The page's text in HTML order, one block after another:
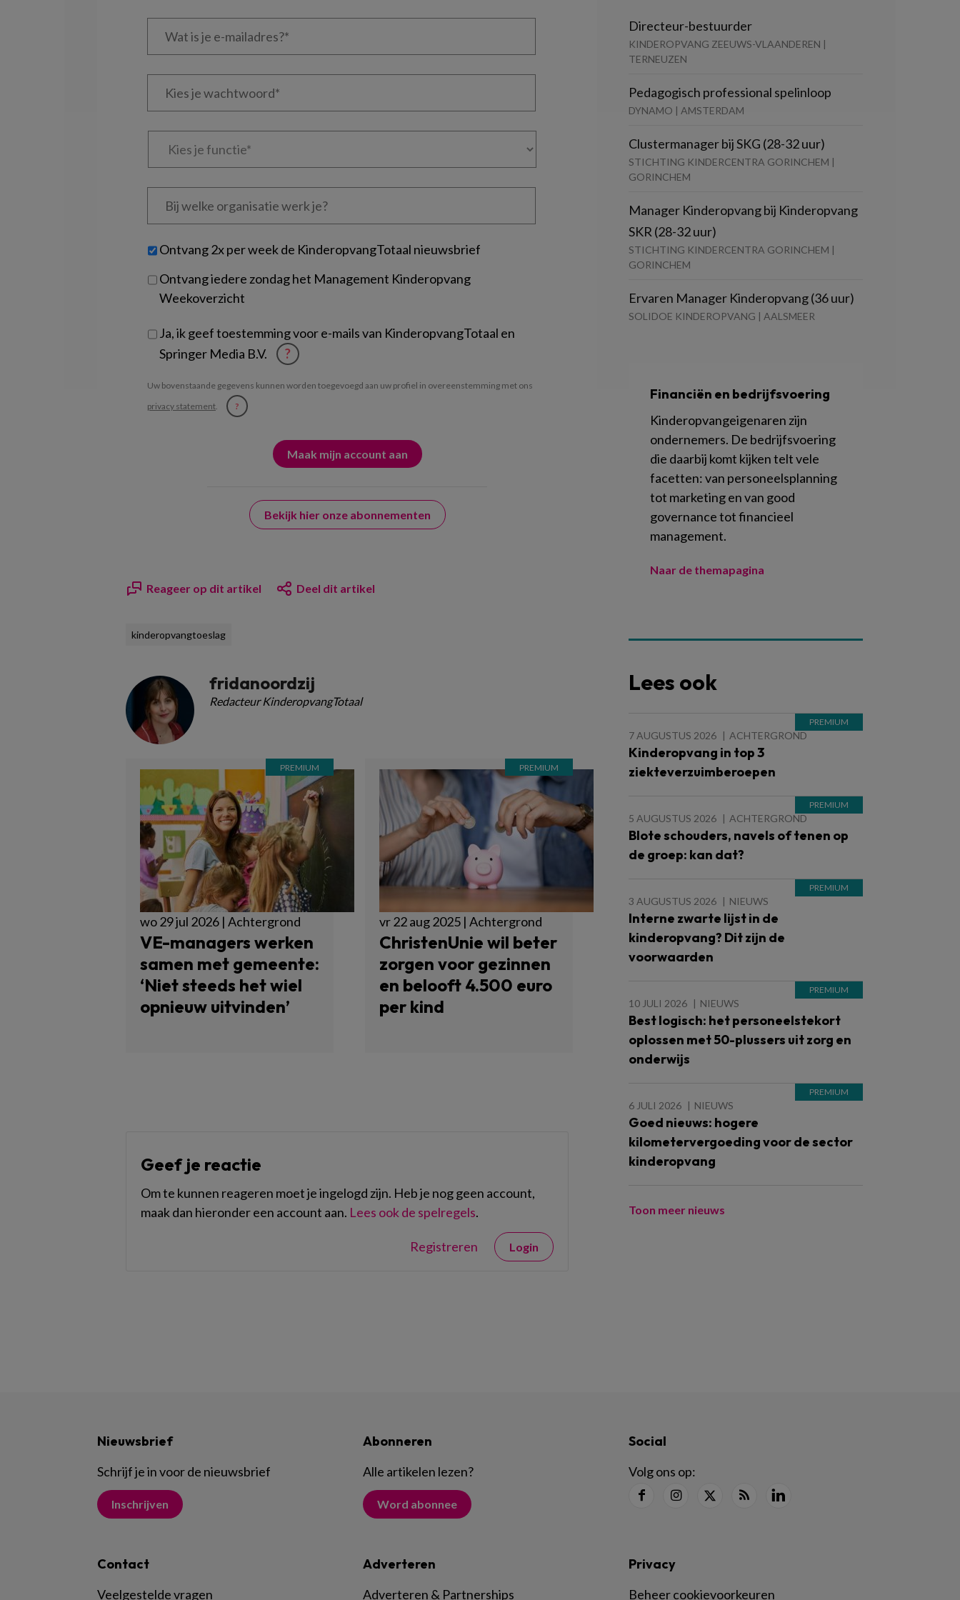
Wat
Kies
Kies
Bij
welke
je?
Untitled
Ontvang 2x per week de KinderopvangTotaal nieuwsbrief
Ontvang iedere zondag het Management Kinderopvang
Weekoverzicht
Ja, ik geef toestemming voor e-mails van KinderopvangTotaal en
Springer Media B.V.
?
Uw bovenstaande gegevens kunnen worden toegevoegd aan uw profiel in overeenstemming met ons
privacy statement. ?
Bekijk hier onze abonnementen
Reageer op dit artikel Deel dit artikel
kinderopvangtoeslag
fridanoordzij
Redacteur KinderopvangTotaal
wo 29 jul 2026 | Achtergrond
VE-managers werken
samen met gemeente:
‘Niet steeds het wiel
opnieuw uitvinden’
vr 22 aug 2025 | Achtergrond
ChristenUnie wil beter
zorgen voor gezinnen
en belooft 4.500 euro
per kind
Geef je reactie
Om te kunnen reageren moet je ingelogd zijn. Heb je nog geen account,
maak dan hieronder een account aan. Lees ook de spelregels.
Registreren Login
Directeur-bestuurder
KINDEROPVANG ZEEUWS-VLAANDEREN |
TERNEUZEN
Pedagogisch professional spelinloop
DYNAMO | AMSTERDAM
Clustermanager bij SKG (28-32 uur)
STICHTING KINDERCENTRA GORINCHEM |
GORINCHEM
Manager Kinderopvang bij Kinderopvang
SKR (28-32 uur)
STICHTING KINDERCENTRA GORINCHEM |
GORINCHEM
Ervaren Manager Kinderopvang (36 uur)
SOLIDOE KINDEROPVANG | AALSMEER
Financiën en bedrijfsvoering
Kinderopvangeigenaren zijn
ondernemers. De bedrijfsvoering
die daarbij komt kijken telt vele
facetten: van personeelsplanning
tot marketing en van good
governance tot financieel
management.
Naar de themapagina
Lees ook
7 AUGUSTUS 2026 ACHTERGROND
Kinderopvang in top 3
ziekteverzuimberoepen
5 AUGUSTUS 2026 ACHTERGROND
Blote schouders, navels of tenen op
de groep: kan dat?
3 AUGUSTUS 2026 NIEUWS
Interne zwarte lijst in de
kinderopvang? Dit zijn de
voorwaarden
10 JULI 2026 NIEUWS
Best logisch: het personeelstekort
oplossen met 50-plussers uit zorg en
onderwijs
6 JULI 2026 NIEUWS
Goed nieuws: hogere
kilometervergoeding voor de sector
kinderopvang
Toon meer nieuws
Nieuwsbrief
Schrijf je in voor de nieuwsbrief
Inschrijven
Abonneren
Alle artikelen lezen?
Word abonnee
Social
Volg ons op:
Contact
Veelgestelde vragen
Adverteren
Adverteren & Partnerships
Privacy
Beheer cookievoorkeuren